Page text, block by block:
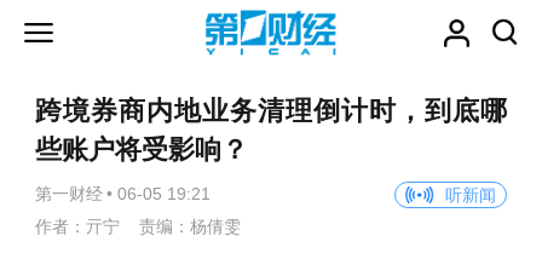
跨境券商内地业务清理倒计时，到底哪
些账户将受影响？
第一财经 • 06-05 19:21
听新闻
作者：亓宁 责编：杨倩雯